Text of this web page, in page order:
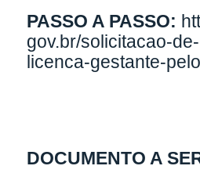
PASSO A PASSO:
gov.br/solicitacao-
licenca-gestante-
DOCUMENTO A